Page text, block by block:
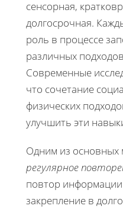
сенсорная,
долгосрочная.
роль в процессе
различных
Современные
что сочетание
физических
улучшить эти
Одним из основных
регулярное
повтор информации
закрепление в